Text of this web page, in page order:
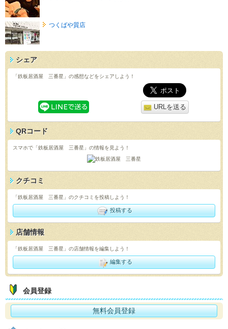
つくばや質店
シェア
「鉄板居酒屋 三番星」の感想などをシェアしよう！
URLを送る
QRコード
スマホで「鉄板居酒屋 三番星」の情報を見よう！
クチコミ
「鉄板居酒屋 三番星」のクチコミを投稿しよう！
投稿する
店舗情報
「鉄板居酒屋 三番星」の店舗情報を編集しよう！
編集する
会員登録
無料会員登録